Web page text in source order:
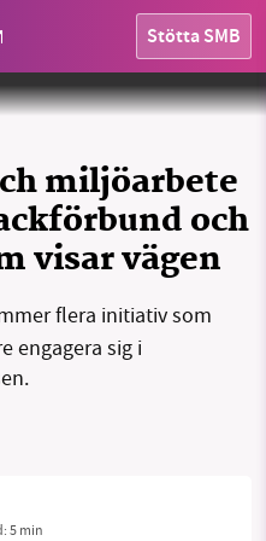
Stötta SMB
inlägg
miljöarbete
och
visar vägen
flera initiativ som
engagera sig i
5 min
Foto:Canva